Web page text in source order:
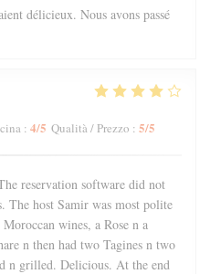
délicieux. Nous avons passé
: 4/5 Qualità / Prezzo : 5/5
reservation software did not
The host Samir was most polite
wines, a Rose n a
n then had two Tagines n two
n grilled. Delicious. At the end